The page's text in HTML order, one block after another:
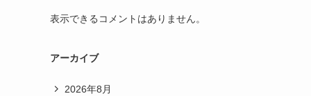
表示できるコメントはありません。
アーカイブ
2026年8月